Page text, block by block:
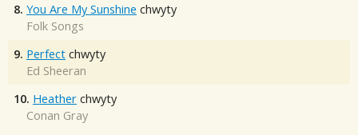
8. You Are My Sunshine chwyty
Folk Songs
9. Perfect chwyty
Ed Sheeran
10. Heather chwyty
Conan Gray